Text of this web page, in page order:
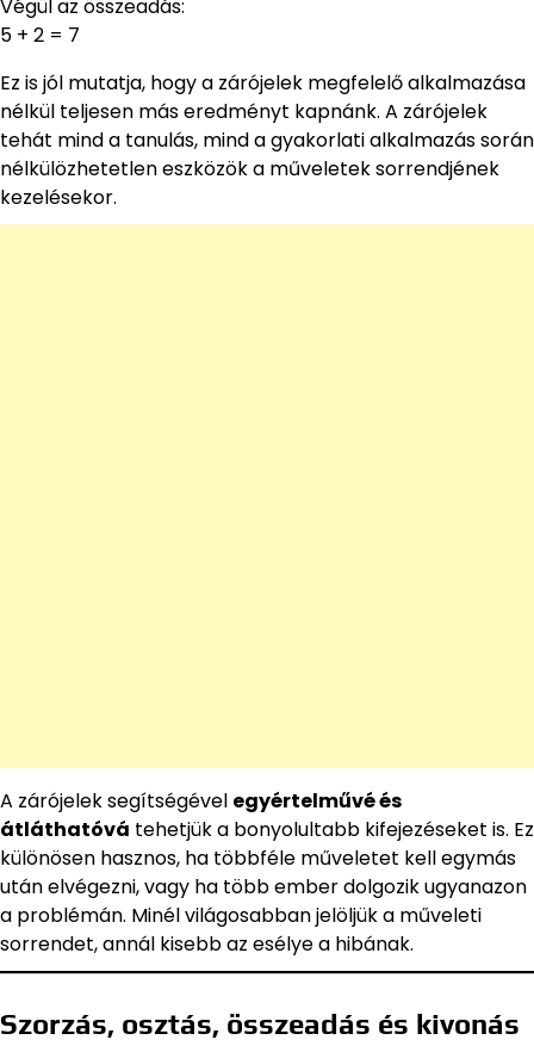
Végül az összeadás:
5 + 2 = 7
Ez is jól mutatja, hogy a zárójelek megfelelő alkalmazása
nélkül teljesen más eredményt kapnánk. A zárójelek
tehát mind a tanulás, mind a gyakorlati alkalmazás során
nélkülözhetetlen eszközök a műveletek sorrendjének
kezelésekor.
A zárójelek segítségével egyértelművé és
átláthatóvá tehetjük a bonyolultabb kifejezéseket is. Ez
különösen hasznos, ha többféle műveletet kell egymás
után elvégezni, vagy ha több ember dolgozik ugyanazon
a problémán. Minél világosabban jelöljük a műveleti
sorrendet, annál kisebb az esélye a hibának.
Szorzás, osztás, összeadás és kivonás